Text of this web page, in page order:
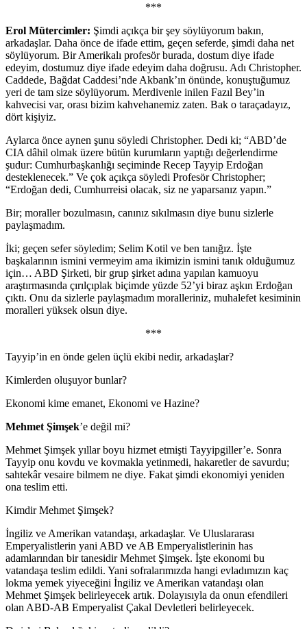
***
Erol Mütercimler: Şimdi açıkça bir şey söylüyorum bakın,
arkadaşlar. Daha önce de ifade ettim, geçen seferde, şimdi daha net
söylüyorum. Bir Amerikalı profesör burada, dostum diye ifade
edeyim, dostumuz diye ifade edeyim daha doğrusu. Adı Christopher.
Caddede, Bağdat Caddesi’nde Akbank’ın önünde, konuştuğumuz
yeri de tam size söylüyorum. Merdivenle inilen Fazıl Bey’in
kahvecisi var, orası bizim kahvehanemiz zaten. Bak o taraçadayız,
dört kişiyiz.
Aylarca önce aynen şunu söyledi Christopher. Dedi ki; “ABD’de
CIA dâhil olmak üzere bütün kurumların yaptığı değerlendirme
şudur: Cumhurbaşkanlığı seçiminde Recep Tayyip Erdoğan
desteklenecek.” Ve çok açıkça söyledi Profesör Christopher;
“Erdoğan dedi, Cumhurreisi olacak, siz ne yaparsanız yapın.”
Bir; moraller bozulmasın, canınız sıkılmasın diye bunu sizlerle
paylaşmadım.
İki; geçen sefer söyledim; Selim Kotil ve ben tanığız. İşte
başkalarının ismini vermeyim ama ikimizin ismini tanık olduğumuz
için… ABD Şirketi, bir grup şirket adına yapılan kamuoyu
araştırmasında çırılçıplak biçimde yüzde 52’yi biraz aşkın Erdoğan
çıktı. Onu da sizlerle paylaşmadım moralleriniz, muhalefet kesiminin
moralleri yüksek olsun diye.
***
Tayyip’in en önde gelen üçlü ekibi nedir, arkadaşlar?
Kimlerden oluşuyor bunlar?
Ekonomi kime emanet, Ekonomi ve Hazine?
Mehmet Şimşek’e değil mi?
Mehmet Şimşek yıllar boyu hizmet etmişti Tayyipgiller’e. Sonra
Tayyip onu kovdu ve kovmakla yetinmedi, hakaretler de savurdu;
sahtekâr vesaire bilmem ne diye. Fakat şimdi ekonomiyi yeniden
ona teslim etti.
Kimdir Mehmet Şimşek?
İngiliz ve Amerikan vatandaşı, arkadaşlar. Ve Uluslararası
Emperyalistlerin yani ABD ve AB Emperyalistlerinin has
adamlarından bir tanesidir Mehmet Şimşek. İşte ekonomi bu
vatandaşa teslim edildi. Yani sofralarımızda hangi evladımızın kaç
lokma yemek yiyeceğini İngiliz ve Amerikan vatandaşı olan
Mehmet Şimşek belirleyecek artık. Dolayısıyla da onun efendileri
olan ABD-AB Emperyalist Çakal Devletleri belirleyecek.